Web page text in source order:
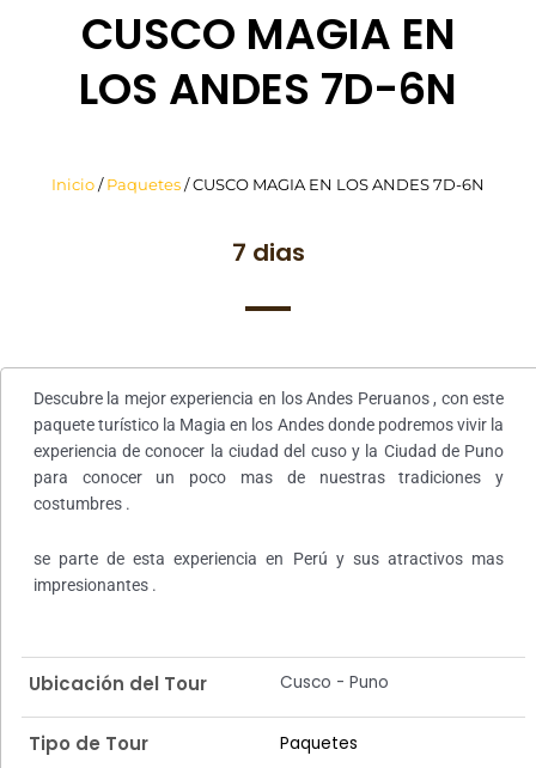
CUSCO MAGIA EN
LOS ANDES 7D-6N
Inicio / Paquetes / CUSCO MAGIA EN LOS ANDES 7D-6N
7 dias
Descubre la mejor experiencia en los Andes Peruanos , con este
paquete turístico la Magia en los Andes donde podremos vivir la
experiencia de conocer la ciudad del cuso y la Ciudad de Puno
para conocer un poco mas de nuestras tradiciones y
costumbres .
se parte de esta experiencia en Perú y sus atractivos mas
impresionantes .
Ubicación del Tour Cusco - Puno
Tipo de Tour Paquetes